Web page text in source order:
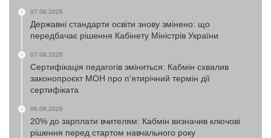
07.08.2026
Державні стандарти освіти знову змінено: що
передбачає рішення Кабінету Міністрів України
07.08.2026
Сертифікація педагогів зміниться: Кабмін схвалив
законопроєкт МОН про п’ятирічний термін дії
сертифіката
06.08.2026
20% до зарплати вчителям: Кабмін визначив ключові
рішення перед стартом навчального року